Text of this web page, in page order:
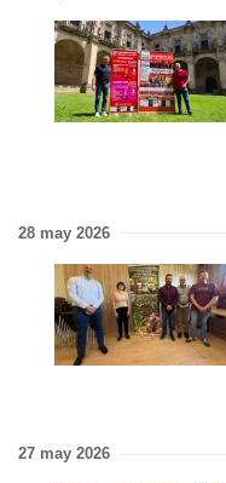
28 may 2026
27 may 2026